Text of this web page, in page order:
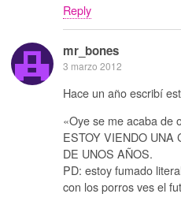
Reply
mr_bones
3 marzo 2012
Hace un año escribí
«Oye se me acaba de
ESTOY VIENDO UNA
DE UNOS AÑOS.
PD: estoy fumado
con los porros ves el